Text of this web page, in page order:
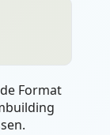
Format